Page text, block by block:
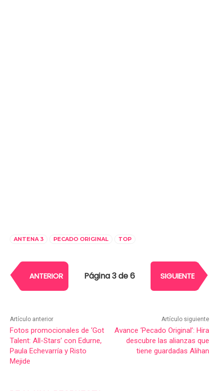
ANTENA 3 PECADO ORIGINAL TOP
ANTERIOR Página 3 de 6 SIGUIENTE
Artículo anterior
Fotos promocionales de ‘Got
Talent: All-Stars’ con Edurne,
Paula Echevarría y Risto
Mejide
Artículo siguiente
Avance ‘Pecado Original’: Hira
descubre las alianzas que
tiene guardadas Alihan